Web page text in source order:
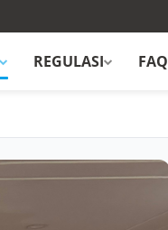
REGULASI FAQ